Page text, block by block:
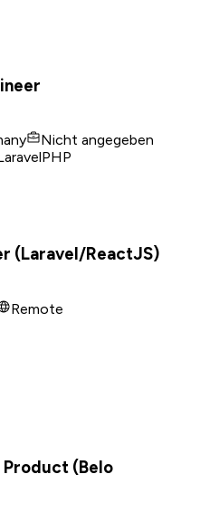
Nicht angegeben
PHP
(Laravel/ReactJS)
Remote
(Belo